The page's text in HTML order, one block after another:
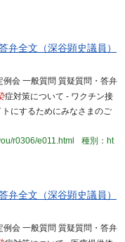
弁全文（深谷顕史議員）
会 一般質問 質疑質問・答弁
症対策について - ワクチン接
にするためにみなさまのご
r0306/e011.html
種別：ht
弁全文（深谷顕史議員）
会 一般質問 質疑質問・答弁